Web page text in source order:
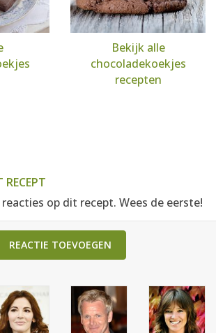
Bekijk alle
chocoladekoekjes
recepten
RECEPT
op dit recept. Wees de eerste!
REACTIE TOEVOEGEN